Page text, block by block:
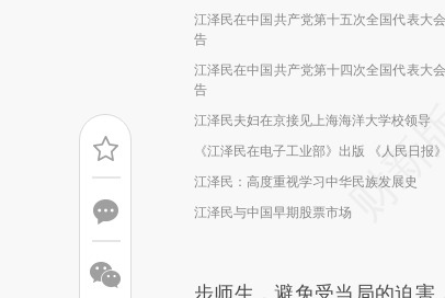
江泽民在中国共产党第十五次全国代表大
告
江泽民在中国共产党第十四次全国代表大
告
江泽民夫妇在京接见上海海洋大学校领导
《江泽民在电子工业部》出版 《人民日报
江泽民：高度重视学习中华民族发展史
江泽民与中国早期股票市场
步师生，避免受当局的迫